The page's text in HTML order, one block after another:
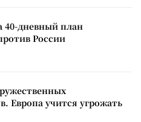
40-дневный план
России
Европа учится угрожать